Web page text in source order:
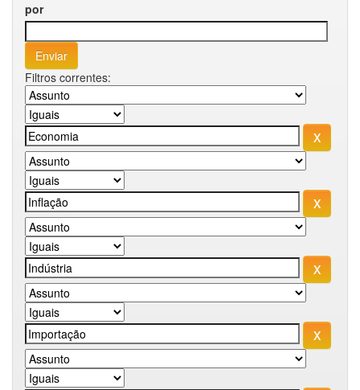
por
Filtros correntes: